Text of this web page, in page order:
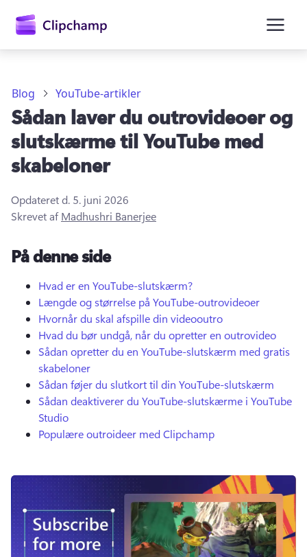
Log på
Blog YouTube-artikler
Sådan laver du outrovideoer og
slutskærme til YouTube med
skabeloner
Opdateret d. 5. juni 2026
Skrevet afMadhushri Banerjee
På denne side
Hvad er en YouTube-slutskærm?
Længde og størrelse på YouTube-outrovideoer
Hvornår du skal afspille din videooutro
Hvad du bør undgå, når du opretter en outrovideo
Sådan opretter du en YouTube-slutskærm med gratis
skabeloner
Sådan føjer du slutkort til din YouTube-slutskærm
Sådan deaktiverer du YouTube-slutskærme i YouTube
Studio
Populære outroideer med Clipchamp